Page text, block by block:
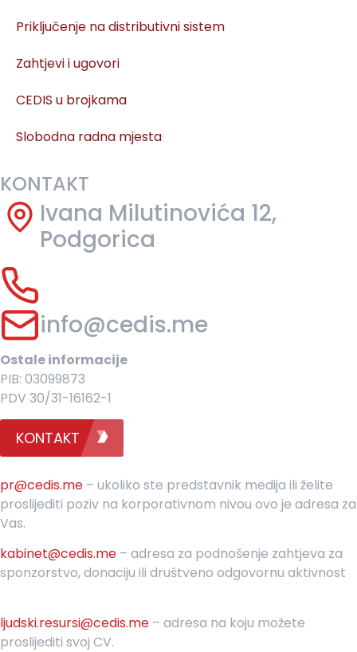
Priključenje na distributivni sistem
Zahtjevi i ugovori
CEDIS u brojkama
Slobodna radna mjesta
KONTAKT
Ivana Milutinovića 12,
Podgorica
info@cedis.me
Ostale informacije
PIB: 03099873
PDV 30/31-16162-1
KONTAKT
pr@cedis.me – ukoliko ste predstavnik medija ili želite
proslijediti poziv na korporativnom nivou ovo je adresa za
Vas.
kabinet@cedis.me – adresa za podnošenje zahtjeva za
sponzorstvo, donaciju ili društveno odgovornu aktivnost
ljudski.resursi@cedis.me – adresa na koju možete
proslijediti svoj CV.